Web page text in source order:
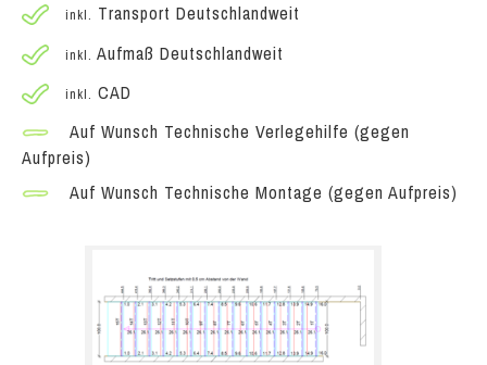
inkl. Transport Deutschlandweit
inkl. Aufmaß Deutschlandweit
inkl. CAD
Auf Wunsch Technische Verlegehilfe (gegen
Aufpreis)
Auf Wunsch Technische Montage (gegen Aufpreis)